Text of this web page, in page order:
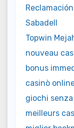
Sabadell
Topwin
nouveau
bonus
casinò
giochi senza
meilleurs